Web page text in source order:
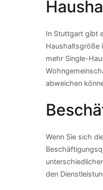
In Stuttgart gibt
Haushaltsgröße
mehr Single-
abweichen
Wenn Sie sich
den